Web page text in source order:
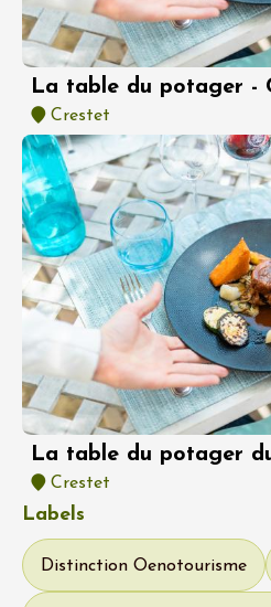
La table du potager -
Crestet
La table du potager
Crestet
Labels
Distinction Oenotourisme